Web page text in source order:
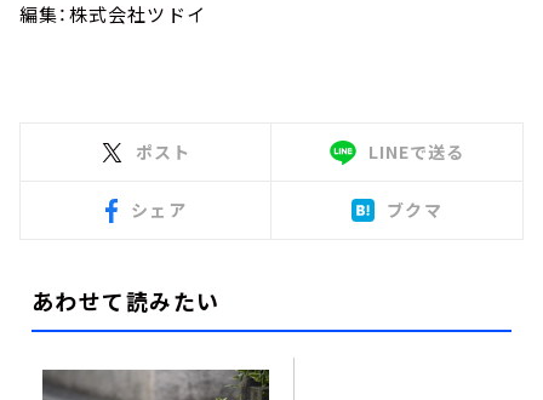
編集：株式会社ツドイ
ポスト LINEで送る
シェア ブクマ
あわせて読みたい